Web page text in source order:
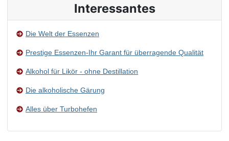
Interessantes
Die Welt der Essenzen
Prestige Essenzen-Ihr Garant für überragende Qualität
Alkohol für Likör - ohne Destillation
Die alkoholische Gärung
Alles über Turbohefen